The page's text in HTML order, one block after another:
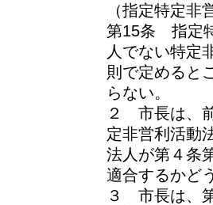
（指定特定非
第15条 指定
人でない特定
則で定めると
らない。
２ 市長は、
定非営利活動
法人が第４条
適合するかど
３ 市長は、